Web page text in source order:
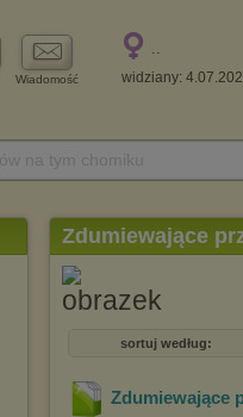
Wiadomość
..
widziany:
Zdumiewające
sortuj według:
Zdumiewające